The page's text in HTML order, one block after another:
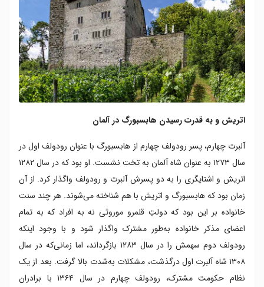
اتریش و به قدرت رسیدن هابسبورگ در آلمان
آلبرت چهارم، پسر رودولف چهارم از هابسبورگ با عنوان رودولف اول در
سال ۱۲۷۳ به عنوان شاه آلمان به تخت نشست. او بود که در سال ۱۲۸۲
اتریش و اشتایگری را به دو پسرش آلبرت و رودولف واگذار کرد. از آن
زمان بود که هابسبورگ و اتریش با هم شناخته می‌شوند. هر چند سنت
خانواده بر این بود که دولتِ قلمرو موروثی نه به افراد که به تمام
اعضای مذکر خانواده به‌طور مشترک واگذار شود و با وجود اینکه
رودولف دوم سهمش را در سال ۱۲۸۳ بازگرداند، اما زمانی‌که در سال
۱۳۰۸ شاه آلبرت اول درگذشت، مشکلات به‌شدت بالا گرفت. بعد از یک
نظام حکومت مشترک، رودولف چهارم در سال ۱۳۶۴ با برادران